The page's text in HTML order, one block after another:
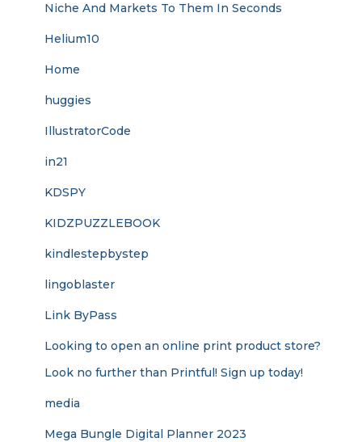
Niche And Markets To Them In Seconds
Helium10
Home
huggies
IllustratorCode
in21
KDSPY
KIDZPUZZLEBOOK
kindlestepbystep
lingoblaster
Link ByPass
Looking to open an online print product store?
Look no further than Printful! Sign up today!
media
Mega Bungle Digital Planner 2023